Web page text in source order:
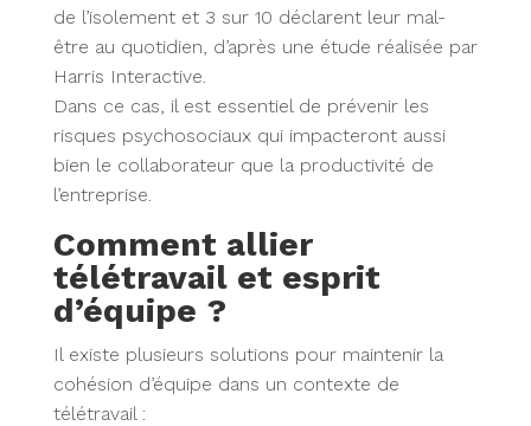
de l’isolement et 3 sur 10 déclarent leur mal-
être au quotidien, d’après une étude réalisée par
Harris Interactive.
Dans ce cas, il est essentiel de prévenir les
risques psychosociaux qui impacteront aussi
bien le collaborateur que la productivité de
l’entreprise.
Comment allier
télétravail et esprit
d’équipe ?
Il existe plusieurs solutions pour maintenir la
cohésion d’équipe dans un contexte de
télétravail :